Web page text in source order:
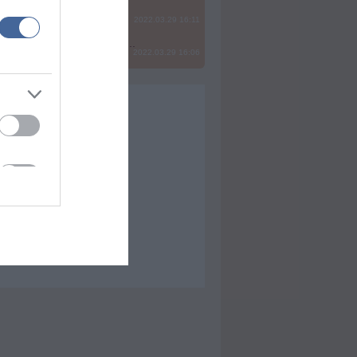
2022.03.29 16:11
2022.03.29 16:06